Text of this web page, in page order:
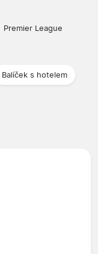
Premier League
Balíček s hotelem